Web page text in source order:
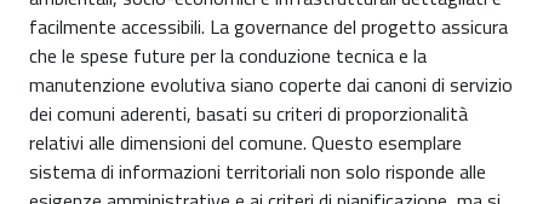
facilmente accessibili. La governance del progetto assicura
che le spese future per la conduzione tecnica e la
manutenzione evolutiva siano coperte dai canoni di servizio
dei comuni aderenti, basati su criteri di proporzionalità
relativi alle dimensioni del comune. Questo esemplare
sistema di informazioni territoriali non solo risponde alle